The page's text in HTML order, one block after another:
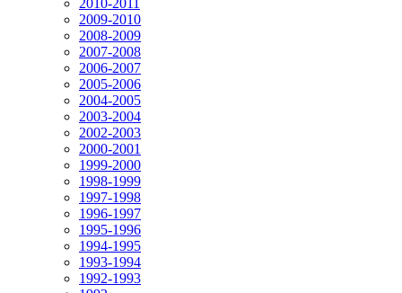
2010-2011
2009-2010
2008-2009
2007-2008
2006-2007
2005-2006
2004-2005
2003-2004
2002-2003
2000-2001
1999-2000
1998-1999
1997-1998
1996-1997
1995-1996
1994-1995
1993-1994
1992-1993